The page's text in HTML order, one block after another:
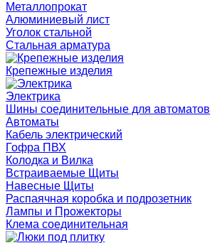
Металлопрокат
Алюминиевый лист
Уголок стальной
Стальная арматура
Крепежные изделия
Электрика
Шины соединительные для автоматов
Автоматы
Кабель электрический
Гофра ПВХ
Колодка и Вилка
Встраиваемые Щиты
Навесные Щиты
Распаячная коробка и подрозетник
Лампы и Прожекторы
Клема соединительная